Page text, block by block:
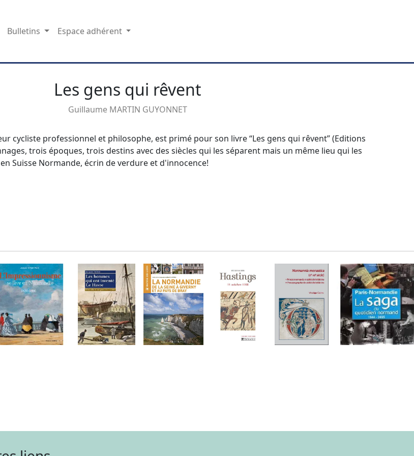
Bulletins Espace adhérent
Les gens qui rêvent
Guillaume MARTIN GUYONNET
cycliste professionnel et philosophe, est primé pour son livre “Les gens qui rêvent” (Editions
trois époques, trois destins avec des siècles qui les séparent mais un même lieu qui les
Suisse Normande, écrin de verdure et d'innocence!